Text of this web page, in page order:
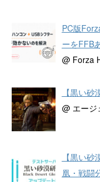
PC版
ーをFFB
@ Forza
【黒い
@ エージ
【黒い
凰・戦闘